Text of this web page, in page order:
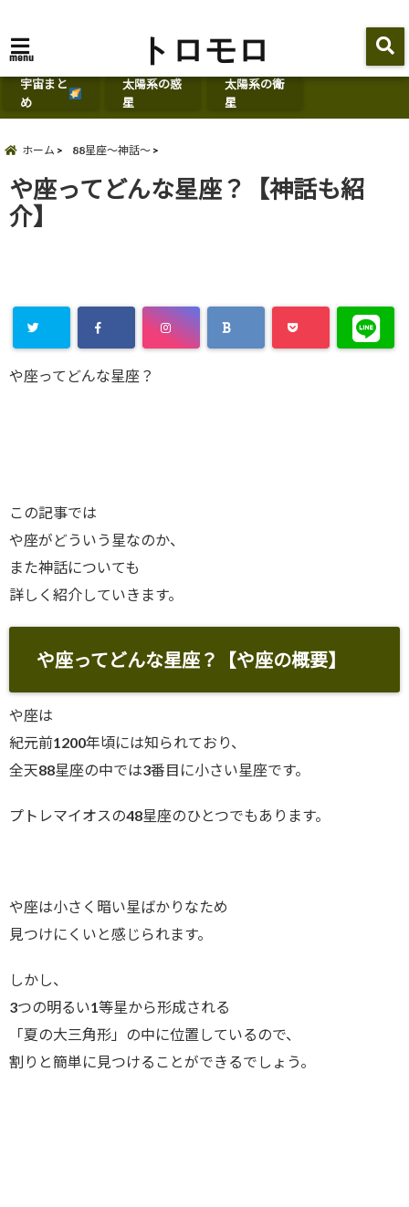
menu トロモロ
宇宙まと
め
太陽系の惑
星
太陽系の衛
星
ホーム 88星座～神話～
や座ってどんな星座？【神話も紹
介】
や座ってどんな星座？
この記事では
や座がどういう星なのか、
また神話についても
詳しく紹介していきます。
や座ってどんな星座？【や座の概要】
や座は
紀元前1200年頃には知られており、
全天88星座の中では3番目に小さい星座です。
プトレマイオスの48星座のひとつでもあります。
や座は小さく暗い星ばかりなため
見つけにくいと感じられます。
しかし、
3つの明るい1等星から形成される
「夏の大三角形」の中に位置しているので、
割りと簡単に見つけることができるでしょう。